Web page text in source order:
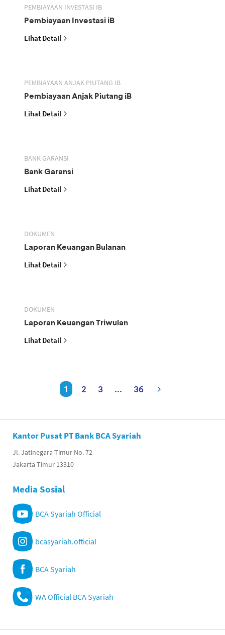
PEMBIAYAAN INVESTASI IB
Pembiayaan Investasi iB
Lihat Detail
PEMBIAYAAN ANJAK PIUTANG IB
Pembiayaan Anjak Piutang iB
Lihat Detail
BANK GARANSI
Bank Garansi
Lihat Detail
DOKUMEN
Laporan Keuangan Bulanan
Lihat Detail
DOKUMEN
Laporan Keuangan Triwulan
Lihat Detail
1 2 3 ... 36
Kantor Pusat PT Bank BCA Syariah
Jl. Jatinegara Timur No. 72
Jakarta Timur 13310
Media Sosial
BCA Syariah Official
bcasyariah.official
BCA Syariah
WA Official BCA Syariah